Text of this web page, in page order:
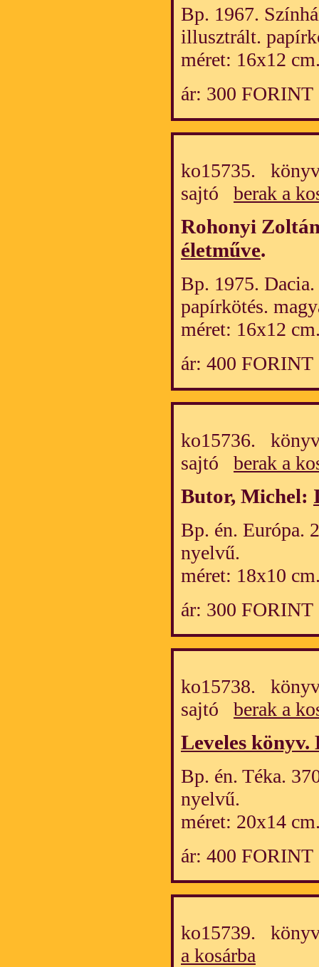
Bp. 1967.
illusztrált.
méret: 16x12
ár: 300 FORINT
ko15735.
sajtó berak a
Rohonyi
életműve.
Bp. 1975.
papírkötés.
méret: 16x12
ár: 400 FORINT
ko15736.
sajtó berak a
Butor, Michel:
Bp. én. Európa.
nyelvű.
méret: 18x10
ár: 300 FORINT
ko15738.
sajtó berak a
Leveles
Bp. én. Téka.
nyelvű.
méret: 20x14
ár: 400 FORINT
ko15739.
a kosárba